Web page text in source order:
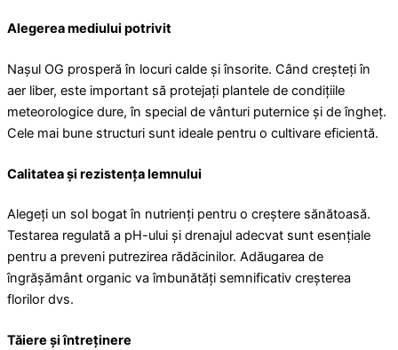
Alegerea mediului potrivit
Nașul OG prosperă în locuri calde și însorite. Când creșteți în
aer liber, este important să protejați plantele de condițiile
meteorologice dure, în special de vânturi puternice și de îngheț.
Cele mai bune structuri sunt ideale pentru o cultivare eficientă.
Calitatea și rezistența lemnului
Alegeți un sol bogat în nutrienți pentru o creștere sănătoasă.
Testarea regulată a pH-ului și drenajul adecvat sunt esențiale
pentru a preveni putrezirea rădăcinilor. Adăugarea de
îngrășământ organic va îmbunătăți semnificativ creșterea
florilor dvs.
Tăiere și întreținere